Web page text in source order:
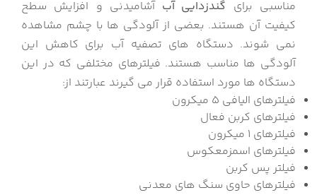
مناسبی برای گندزدایی آب آشامیدنی و افزایش سطح
کیفیت آن هستند. بعضی از آلودگی ها با چشم مشاهده
نمی شوند. دستگاه های تصفیه آب برای کاهش این
آلودگی ها مناسب هستند. فیلترهای مختلفی که در این
دستگاه ها مورد استفاده قرار می گیرند عبارتند از:
فیلترهای الیافی ۵ میکرون
فیلترهای کربن فعال
فیلترهای ۱ میکرون
فیلترهای اسمزمعکوس
فیلتر پس کربن
فیلترهای حاوی سنگ های معدنی